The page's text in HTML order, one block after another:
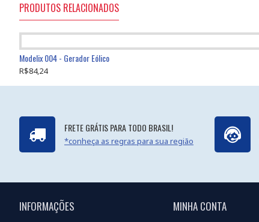
PRODUTOS RELACIONADOS
Modelix 004 - Gerador Eólico
R$84,24
FRETE GRÁTIS PARA TODO BRASIL!
*conheça as regras para sua região
INFORMAÇÕES MINHA CONTA